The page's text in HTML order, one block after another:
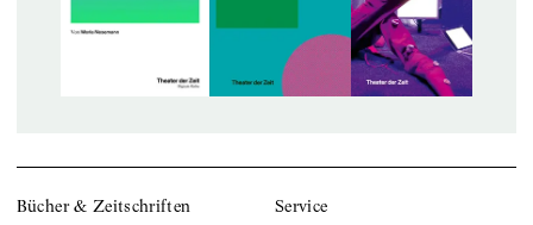
Bücher & Zeitschriften Service